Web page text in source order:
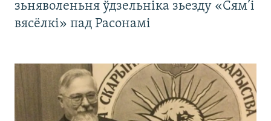
зьняволеньня ўдзельніка зьезду «Сям’і
вясёлкі» пад Расонамі